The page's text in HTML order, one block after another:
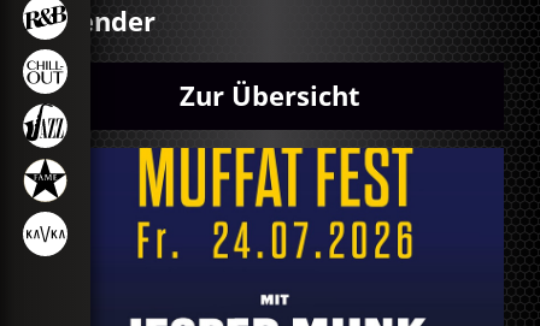
Kalender
Zur Übersicht